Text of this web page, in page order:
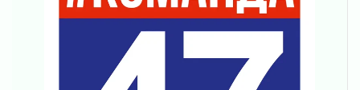
Без риска для здоровья и кошелька
Важная информация